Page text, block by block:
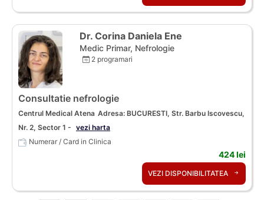
Dr. Corina Daniela Ene
Medic Primar, Nefrologie
2 programari
Consultatie nefrologie
Centrul Medical Atena Adresa: BUCURESTI, Str. Barbu Iscovescu,
Nr. 2, Sector 1 - vezi harta
Numerar / Card in Clinica
424 lei
VEZI DISPONIBILITATEA